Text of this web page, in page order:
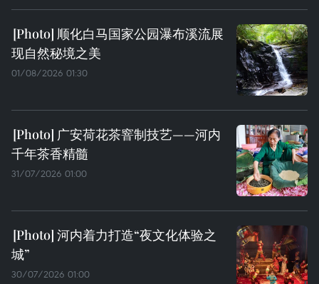
顺化白马国家公园瀑布溪流展
现自然秘境之美
01/08/2026 01:30
广安荷花茶窨制技艺——河内
千年茶香精髓
31/07/2026 01:00
河内着力打造“夜文化体验之
城”
30/07/2026 01:00